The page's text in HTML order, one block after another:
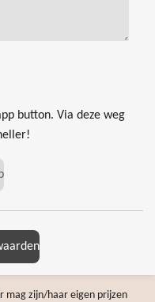
button. Via deze weg
mag zijn/haar eigen prijzen